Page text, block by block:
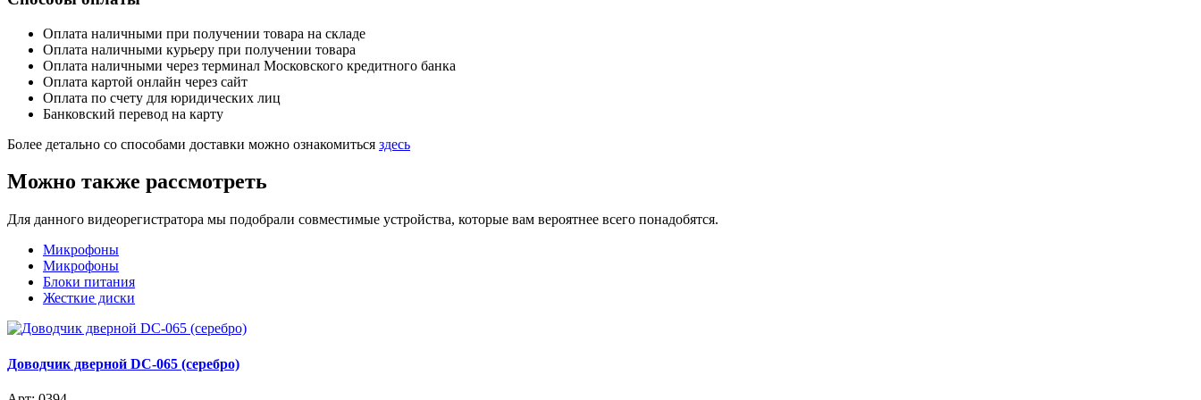
Оплата наличными при получении товара на складе
Оплата наличными курьеру при получении товара
Оплата наличными через терминал Московского кредитного банка
Оплата картой онлайн через сайт
Оплата по счету для юридических лиц
Банковский перевод на карту
Более детально со способами доставки можно ознакомиться здесь
Можно также рассмотреть
Для данного видеорегистратора мы подобрали совместимые устройства, которые вам вероятнее всего понадобятся.
Микрофоны
Микрофоны
Блоки питания
Жесткие диски
Доводчик дверной DC-065 (серебро)